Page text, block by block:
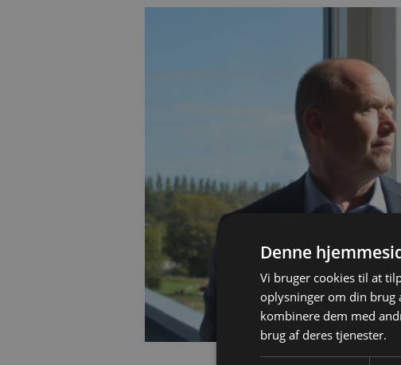
Denne
Vi bruger cookies til at
oplysninger om din brug
kombinere dem med
brug af deres tjenester.